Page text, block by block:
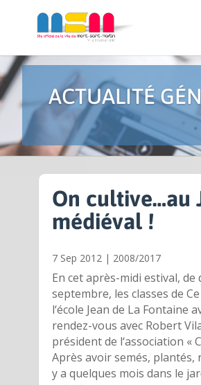
ACTUALITÉ
On cultive…au
médiéval !
7 Sep 2012| 2008/2017
En cet après-midi estival, de
septembre, les classes de
l‘école Jean de La Fontaine
rendez-vous avec Robert
président de l‘association «
Après avoir semés, plantés,
y a quelques mois dans le